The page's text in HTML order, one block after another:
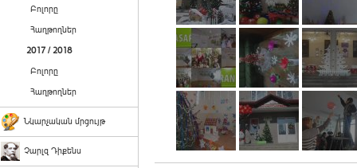
Բոլորը
Հաղթողներ
2017 / 2018
Բոլորը
Հաղթողներ
Նկարչական մրցույթ
Չարլզ Դիքենս